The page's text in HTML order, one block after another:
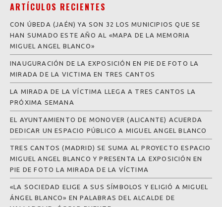
ARTÍCULOS RECIENTES
CON ÚBEDA (JAÉN) YA SON 32 LOS MUNICIPIOS QUE SE
HAN SUMADO ESTE AÑO AL «MAPA DE LA MEMORIA
MIGUEL ANGEL BLANCO»
INAUGURACIÓN DE LA EXPOSICIÓN EN PIE DE FOTO LA
MIRADA DE LA VICTIMA EN TRES CANTOS
LA MIRADA DE LA VÍCTIMA LLEGA A TRES CANTOS LA
PRÓXIMA SEMANA
EL AYUNTAMIENTO DE MONOVER (ALICANTE) ACUERDA
DEDICAR UN ESPACIO PÚBLICO A MIGUEL ANGEL BLANCO
TRES CANTOS (MADRID) SE SUMA AL PROYECTO ESPACIO
MIGUEL ANGEL BLANCO Y PRESENTA LA EXPOSICIÓN EN
PIE DE FOTO LA MIRADA DE LA VÍCTIMA
«LA SOCIEDAD ELIGE A SUS SÍMBOLOS Y ELIGIÓ A MIGUEL
ÁNGEL BLANCO» EN PALABRAS DEL ALCALDE DE